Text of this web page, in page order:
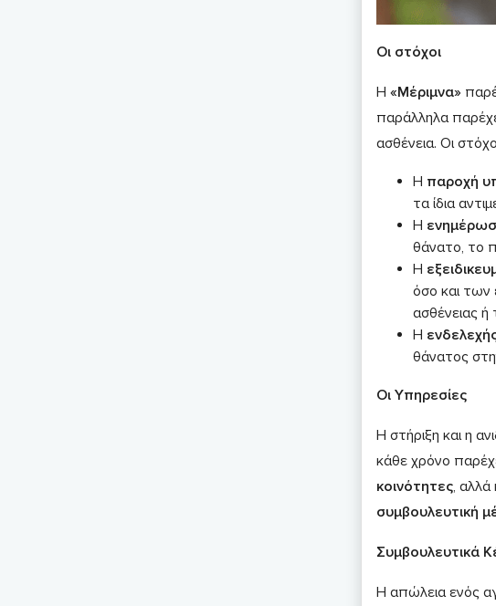
Οι στόχοι
Η «Μέριμνα»
παράλληλα
ασθένεια. Οι
Η παροχή
τα ίδια
Η
θάνατο, το
Η
όσο και των
ασθένειας ή
Η
θάνατος
Οι Υπηρεσίες
Η στήριξη και η
κάθε χρόνο
κοινότητες, αλλά
συμβουλευτική
Συμβουλευτικά
Η απώλεια ενός